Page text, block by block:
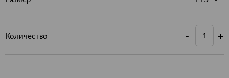
Количество - +